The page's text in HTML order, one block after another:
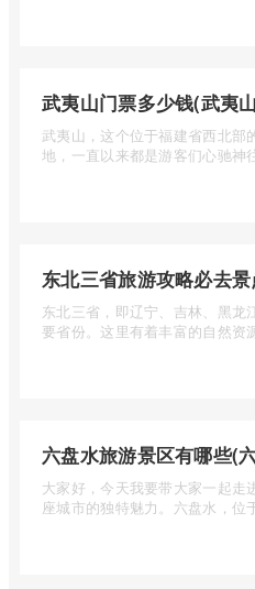
武夷山门票多少钱(武夷
武夷山，这个位于福建省西北部
地，一直以来都是游客们心驰神
东北三省，即辽宁、吉林、黑龙
要省份。这里有着丰富的自然资
大家好，今天我要带大家一起走
座城市的独特魅力。六盘水，位